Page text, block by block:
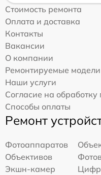
Стоимость ремонта
Оплата и доставка
Контакты
Вакансии
О компании
Ремонтируемые модели
Наши услуги
Согласие на
Способы оплаты
Ремонт
Фотоаппаратов
Объективов
Экшн-камер